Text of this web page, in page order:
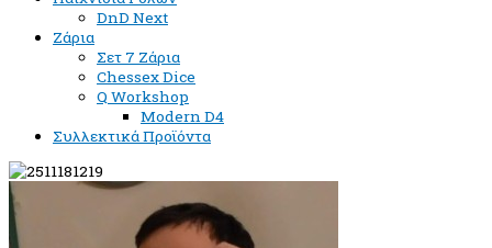
DnD Next
Ζάρια
Σετ 7 Ζάρια
Chessex Dice
Q Workshop
Modern D4
Συλλεκτικά Προϊόντα